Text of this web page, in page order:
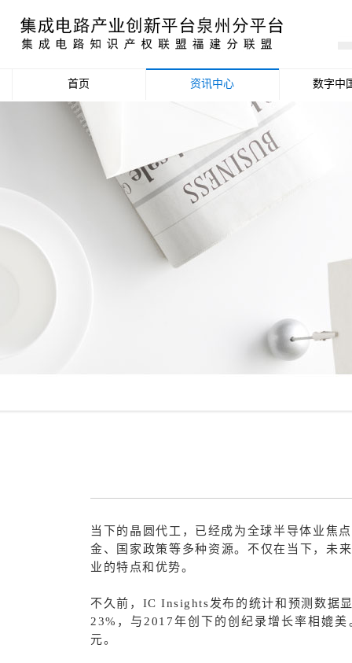
首页 资讯中心
政策信息
活动公告
数据统计分析
数字中
当下的晶圆代工，已经成为全球半导体业焦
金、国家政策等多种资源。不仅在当下，未
业的特点和优势。
不久前，IC Insights发布的统计和预测数据
23%，与2017年创下的创纪录增长率相媲
元。